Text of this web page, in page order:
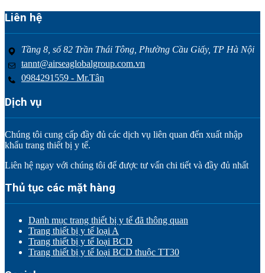
Liên hệ
Tầng 8, số 82 Trần Thái Tông, Phường Cầu Giấy, TP Hà Nội
tannt@airseaglobalgroup.com.vn
0984291559 - Mr.Tân
Dịch vụ
Chúng tôi cung cấp đầy đủ các dịch vụ liên quan đến xuất nhập
khẩu trang thiết bị y tế.
Liên hệ ngay với chúng tôi để được tư vấn chi tiết và đầy đủ nhất
Thủ tục các mặt hàng
Danh mục trang thiết bị y tế đã thông quan
Trang thiết bị y tế loại A
Trang thiết bị y tế loại BCD
Trang thiết bị y tế loại BCD thuộc TT30